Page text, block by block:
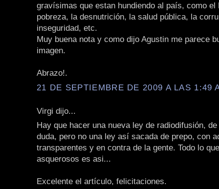
gravísimas que estan hundiendo al país, como el
pobreza, la desnutrición, la salud pública, la
inseguridad, etc.
Muy buena nota y como dijo Agustin me parece
imagen.
Abrazo!.
21 DE SEPTIEMBRE DE 2009 A LAS 1:49
Virgi dijo...
Hay que hacer una nueva ley de radiodifusión,
duda, pero no una ley así sacada de prepo, con
transparentes y en contra de la gente. Todo lo
asquerosos es asi...
Excelente el artículo, felicitaciones.